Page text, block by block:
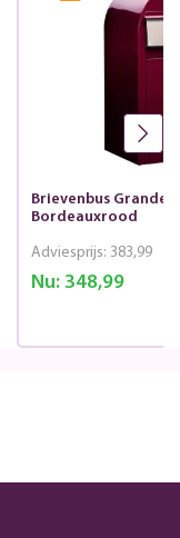
Brievenbus Grande
Bordeauxrood
Nu:348,99
Adviesprijs: 383,99